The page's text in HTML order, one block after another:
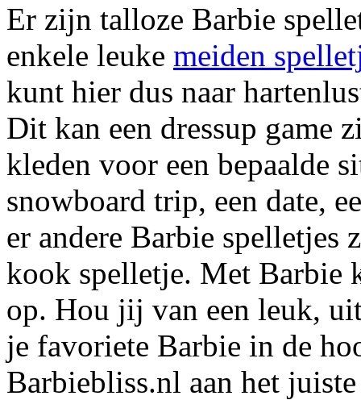
Er zijn talloze Barbie
enkele leuke meiden
kunt hier dus naar
Dit kan een dressup game
kleden voor een bepaalde
snowboard trip, een date,
er andere Barbie spelletjes
kook spelletje. Met Barbie
op. Hou jij van een leuk,
je favoriete Barbie in de
Barbiebliss.nl aan het